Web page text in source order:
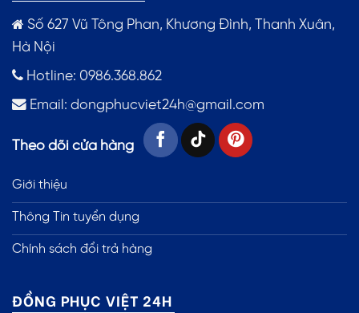
Số 627 Vũ Tông Phan, Khương Đình, Thanh Xuân,
Hà Nội
Hotline: 0986.368.862
Email: dongphucviet24h@gmail.com
Theo dõi cửa hàng
Giới thiệu
Thông Tin tuyển dụng
Chính sách đổi trả hàng
ĐỒNG PHỤC VIỆT 24H